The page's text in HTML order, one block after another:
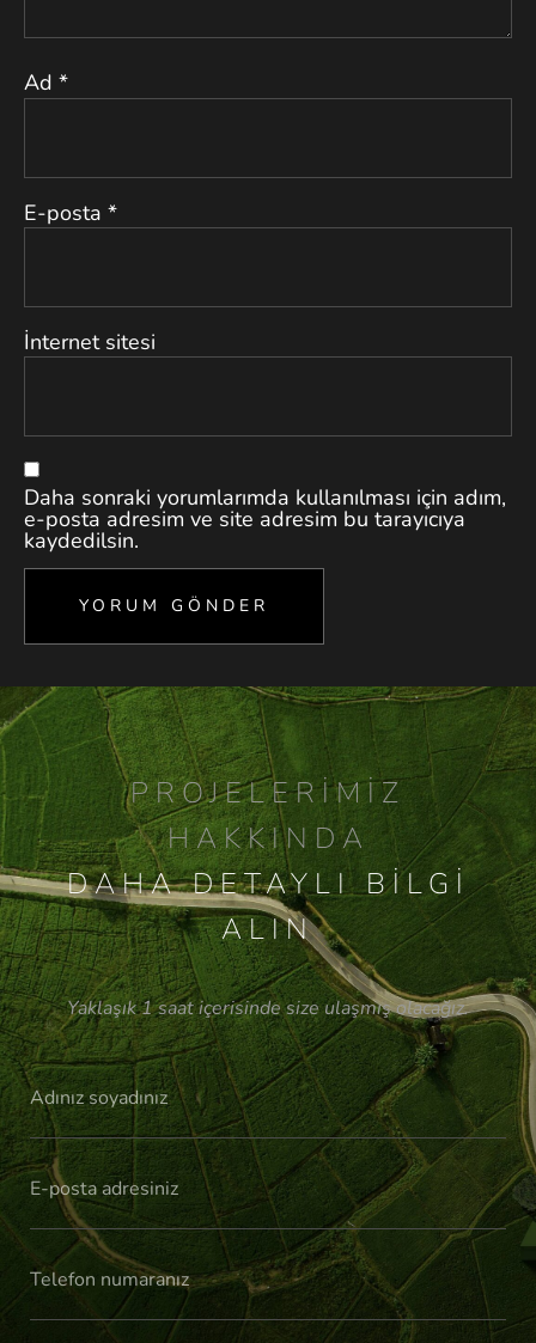
Ad *
E-posta *
İnternet sitesi
Daha sonraki yorumlarımda kullanılması için adım,
e-posta adresim ve site adresim bu tarayıcıya
kaydedilsin.
PROJELERIMIZ
HAKKINDA
DAHA DETAYLI BILGI
ALIN
Yaklaşık 1 saat içerisinde size ulaşmış olacağız.